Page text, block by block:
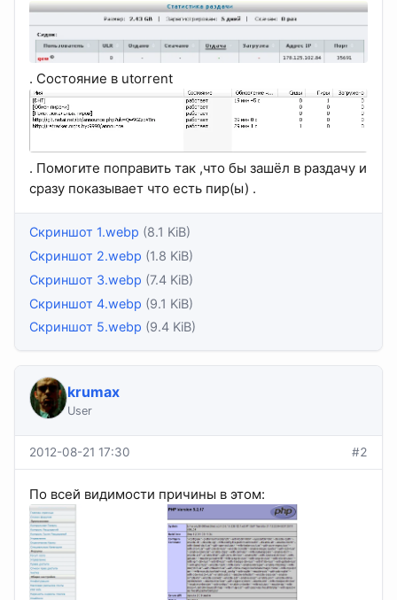
. Состояние в utorrent
. Помогите поправить так ,что бы зашёл в раздачу и
сразу показывает что есть пир(ы) .
Скриншот 1.webp (8.1 KiB)
Скриншот 2.webp (1.8 KiB)
Скриншот 3.webp (7.4 KiB)
Скриншот 4.webp (9.1 KiB)
Скриншот 5.webp (9.4 KiB)
krumax
User
2012-08-21 17:30 #2
По всей видимости причины в этом: